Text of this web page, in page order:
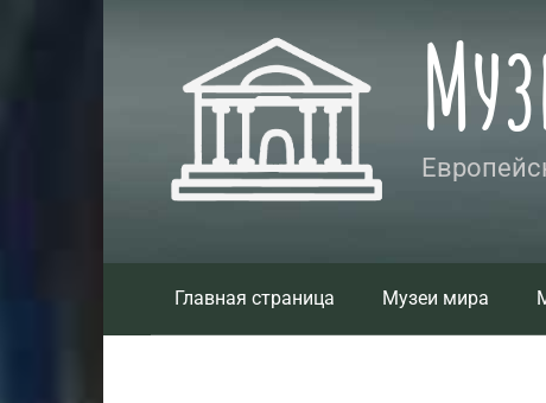
Главная страница Музеи мира